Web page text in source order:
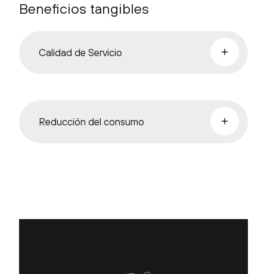
Beneficios tangibles
Calidad de Servicio
Reducción del consumo